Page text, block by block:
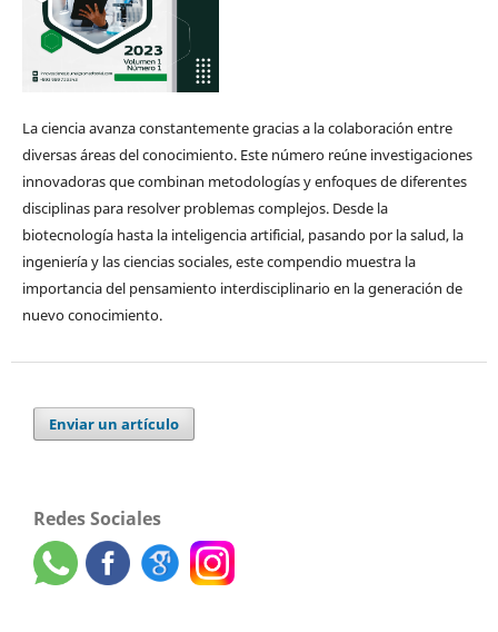
La ciencia avanza constantemente gracias a la colaboración entre
diversas áreas del conocimiento. Este número reúne investigaciones
innovadoras que combinan metodologías y enfoques de diferentes
disciplinas para resolver problemas complejos. Desde la
biotecnología hasta la inteligencia artificial, pasando por la salud, la
ingeniería y las ciencias sociales, este compendio muestra la
importancia del pensamiento interdisciplinario en la generación de
nuevo conocimiento.
Enviar un artículo
Redes Sociales